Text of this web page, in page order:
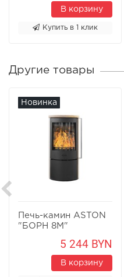
В корзину
Купить в 1 клик
Другие товары
Новинка
Печь-камин ASTON
"БОРН 8М"
5 244 BYN
В корзину